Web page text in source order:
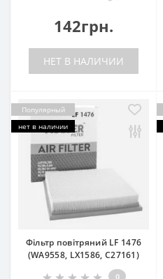
142грн.
НЕТ В НАЛИЧИИ
Популярный
нет в наличии
Фільтр повітряний LF 1476
(WA9558, LX1586, C27161)
0